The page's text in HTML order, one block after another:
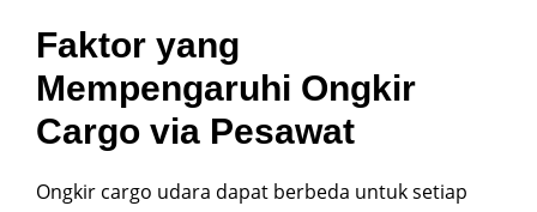
Faktor yang
Mempengaruhi Ongkir
Cargo via Pesawat
Ongkir cargo udara dapat berbeda untuk setiap